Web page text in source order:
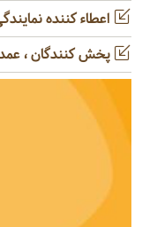
اعطاء کننده
پخش کنندگان ،